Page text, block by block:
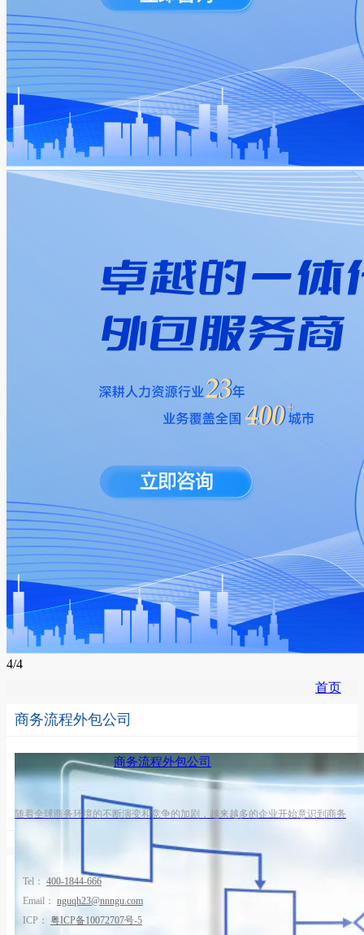
4/4
首页
商务流程外包公司
商务流程外包公司
随着全球商务环境的不断演变和竞争的加剧，越来越多的企业开始意识到商务
供了高效、灵活和成本节省的解决方案。通过将关键业务流程交给专业公司来
率和竞争力。无论是小型企业还是跨国公司，商务流程外包都有助于实现更快
速、更高质量的业务流程执行，从而推动企业的发展和增长。
Tel： 400-1844-666
Email： nguqh23@nnngu.com
ICP： 粤ICP备10072707号-5